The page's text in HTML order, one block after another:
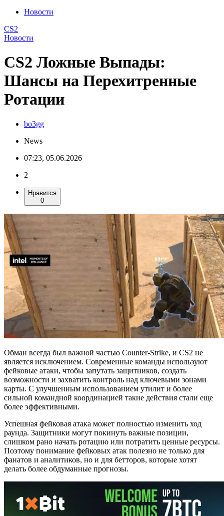
Новости
CS2
Новости
CS2 Ложные Выпады:
Шансы на Перехитренные
Ротации
bo3gg
News
07:23, 05.06.2026
2
Нравится
0
Обман всегда был важной частью Counter-Strike, и CS2 не
является исключением. Современные команды используют
фейковые атаки, чтобы запутать защитников, создать
возможности и захватить контроль над ключевыми зонами
карты. С улучшенным использованием утилит и более
сильной командной координацией такие действия стали еще
более эффективными.
Успешная фейковая атака может полностью изменить ход
раунда. Защитники могут покинуть важные позиции,
слишком рано начать ротацию или потратить ценные ресурсы.
Поэтому понимание фейковых атак полезно не только для
фанатов и аналитиков, но и для бетторов, которые хотят
делать более обдуманные прогнозы.